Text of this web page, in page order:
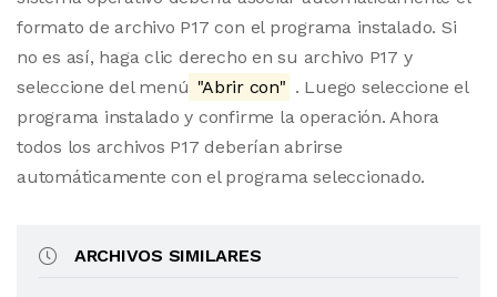
formato de archivo P17 con el programa instalado. Si
no es así, haga clic derecho en su archivo P17 y
seleccione del menú "Abrir con" . Luego seleccione el
programa instalado y confirme la operación. Ahora
todos los archivos P17 deberían abrirse
automáticamente con el programa seleccionado.
ARCHIVOS SIMILARES